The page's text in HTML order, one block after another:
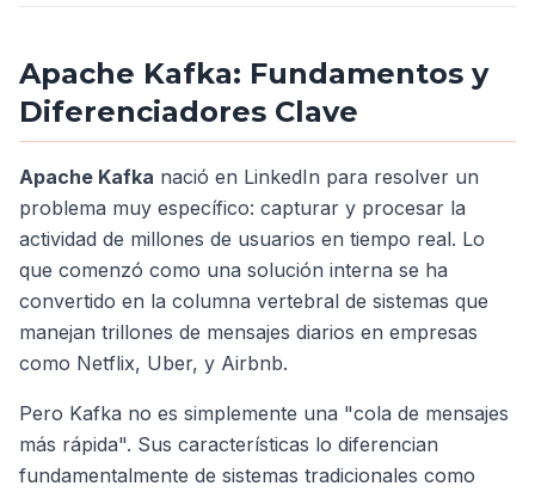
Apache Kafka: Fundamentos y
Diferenciadores Clave
Apache Kafka nació en LinkedIn para resolver un
problema muy específico: capturar y procesar la
actividad de millones de usuarios en tiempo real. Lo
que comenzó como una solución interna se ha
convertido en la columna vertebral de sistemas que
manejan trillones de mensajes diarios en empresas
como Netflix, Uber, y Airbnb.
Pero Kafka no es simplemente una "cola de mensajes
más rápida". Sus características lo diferencian
fundamentalmente de sistemas tradicionales como